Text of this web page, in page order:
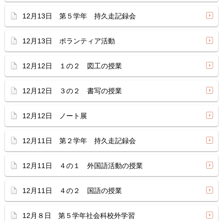
12月13日 第５学年 持久走記録会
12月13日 ボランティア活動
12月12日 １の２ 図工の授業
12月12日 ３の２ 書写の授業
12月12日 ノート展
12月11日 第２学年 持久走記録会
12月11日 ４の１ 外国語活動の授業
12月11日 ４の２ 国語の授業
12月８日 第５学年社会科校外学習